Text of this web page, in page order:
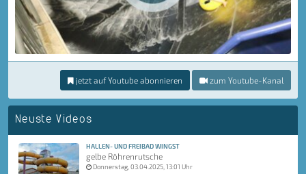
jetzt auf Youtube abonnieren zum Youtube-Kanal
Neuste Videos
HALLEN- UND FREIBAD WINGST
gelbe Röhrenrutsche
Donnerstag, 03.04.2025, 13:01 Uhr